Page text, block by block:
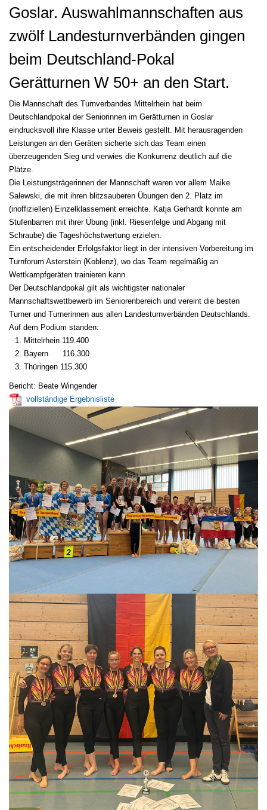
Goslar. Auswahlmannschaften aus
zwölf Landesturnverbänden gingen
beim Deutschland-Pokal
Gerätturnen W 50+ an den Start.
Die Mannschaft des Turnverbandes Mittelrhein hat beim
Deutschlandpokal der Seniorinnen im Gerätturnen in Goslar
eindrucksvoll ihre Klasse unter Beweis gestellt. Mit herausragenden
Leistungen an den Geräten sicherte sich das Team einen
überzeugenden Sieg und verwies die Konkurrenz deutlich auf die
Plätze.
Die Leistungsträgerinnen der Mannschaft waren vor allem Maike
Salewski, die mit ihren blitzsauberen Übungen den 2. Platz im
(inoffiziellen) Einzelklassement erreichte. Katja Gerhardt konnte am
Stufenbarren mit ihrer Übung (inkl. Riesenfelge und Abgang mit
Schraube) die Tageshöchstwertung erzielen.
Ein entscheidender Erfolgsfaktor liegt in der intensiven Vorbereitung im
Turnforum Asterstein (Koblenz), wo das Team regelmäßig an
Wettkampfgeräten trainieren kann.
Der Deutschlandpokal gilt als wichtigster nationaler
Mannschaftswettbewerb im Seniorenbereich und vereint die besten
Turner und Turnerinnen aus allen Landesturnverbänden Deutschlands.
Auf dem Podium standen:
Mittelrhein 119.400
Bayern 116.300
Thüringen 115.300
Bericht: Beate Wingender
vollständige Ergebnisliste